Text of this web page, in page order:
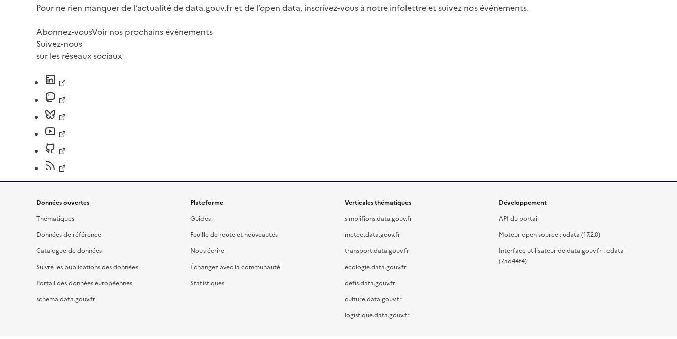
Pour ne rien manquer de l’actualité de data.gouv.fr et de l’open data, inscrivez-vous à notre infolettre et suivez nos événements.
Abonnez-vousVoir nos prochains évènements
Suivez-nous
sur les réseaux sociaux
Données ouvertes
Thématiques
Données de référence
Catalogue de données
Suivre les publications des données
Portail des données européennes
schema.data.gouv.fr
Plateforme
Guides
Feuille de route et nouveautés
Nous écrire
Échangez avec la communauté
Statistiques
Verticales thématiques
simplifions.data.gouv.fr
meteo.data.gouv.fr
transport.data.gouv.fr
ecologie.data.gouv.fr
defis.data.gouv.fr
culture.data.gouv.fr
logistique.data.gouv.fr
Développement
API du portail
Moteur open source : udata (17.2.0)
Interface utilisateur de data.gouv.fr : cdata
(7ad44f4)